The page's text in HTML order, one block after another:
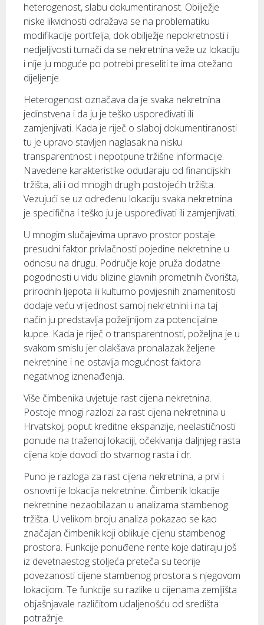
heterogenost, slabu dokumentiranost. Obilježje
niske likvidnosti odražava se na problematiku
modifikacije portfelja, dok obilježje nepokretnosti i
nedjeljivosti tumači da se nekretnina veže uz lokaciju
i nije ju moguće po potrebi preseliti te ima otežano
dijeljenje.
Heterogenost označava da je svaka nekretnina
jedinstvena i da ju je teško uspoređivati ili
zamjenjivati. Kada je riječ o slaboj dokumentiranosti
tu je upravo stavljen naglasak na nisku
transparentnost i nepotpune tržišne informacije.
Navedene karakteristike odudaraju od financijskih
tržišta, ali i od mnogih drugih postojećih tržišta.
Vezujući se uz određenu lokaciju svaka nekretnina
je specifična i teško ju je uspoređivati ili zamjenjivati.
U mnogim slučajevima upravo prostor postaje
presudni faktor privlačnosti pojedine nekretnine u
odnosu na drugu. Područje koje pruža dodatne
pogodnosti u vidu blizine glavnih prometnih čvorišta,
prirodnih ljepota ili kulturno povijesnih znamenitosti
dodaje veću vrijednost samoj nekretnini i na taj
način ju predstavlja poželjnijom za potencijalne
kupce. Kada je riječ o transparentnosti, poželjna je u
svakom smislu jer olakšava pronalazak željene
nekretnine i ne ostavlja mogućnost faktora
negativnog iznenađenja.
Više čimbenika uvjetuje rast cijena nekretnina.
Postoje mnogi razlozi za rast cijena nekretnina u
Hrvatskoj, poput kreditne ekspanzije, neelastičnosti
ponude na traženoj lokaciji, očekivanja daljnjeg rasta
cijena koje dovodi do stvarnog rasta i dr.
Puno je razloga za rast cijena nekretnina, a prvi i
osnovni je lokacija nekretnine. Čimbenik lokacije
nekretnine nezaobilazan u analizama stambenog
tržišta. U velikom broju analiza pokazao se kao
značajan čimbenik koji oblikuje cijenu stambenog
prostora. Funkcije ponuđene rente koje datiraju još
iz devetnaestog stoljeća preteča su teorije
povezanosti cijene stambenog prostora s njegovom
lokacijom. Te funkcije su razlike u cijenama zemljišta
objašnjavale različitom udaljenošću od središta
potražnje.